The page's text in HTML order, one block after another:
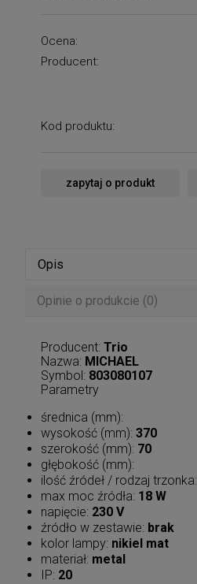
Ocena:
Producent:
Kod produktu:
zapytaj o produkt
Opis
Opinie o produkcie (0)
Producent: Trio
Nazwa: MICHAEL
Symbol: 803080107
Parametry
średnica (mm):
wysokość (mm): 370
szerokość (mm): 70
głębokość (mm):
ilość źródeł / rodzaj trzonka:
max moc źródła: 18 W
napięcie: 230 V
źródło w zestawie: brak
kolor lampy: nikiel mat
materiał: metal
IP: 20